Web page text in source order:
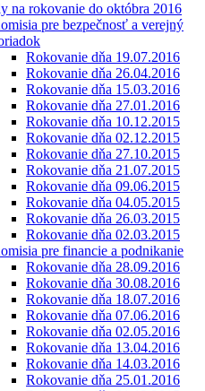
na rokovanie do októbra 2016
pre bezpečnosť a verejný
Rokovanie dňa 19.07.2016
Rokovanie dňa 26.04.2016
Rokovanie dňa 15.03.2016
Rokovanie dňa 27.01.2016
Rokovanie dňa 10.12.2015
Rokovanie dňa 02.12.2015
Rokovanie dňa 27.10.2015
Rokovanie dňa 21.07.2015
Rokovanie dňa 09.06.2015
Rokovanie dňa 04.05.2015
Rokovanie dňa 26.03.2015
Rokovanie dňa 02.03.2015
pre financie a podnikanie
Rokovanie dňa 28.09.2016
Rokovanie dňa 30.08.2016
Rokovanie dňa 18.07.2016
Rokovanie dňa 07.06.2016
Rokovanie dňa 02.05.2016
Rokovanie dňa 13.04.2016
Rokovanie dňa 14.03.2016
Rokovanie dňa 25.01.2016